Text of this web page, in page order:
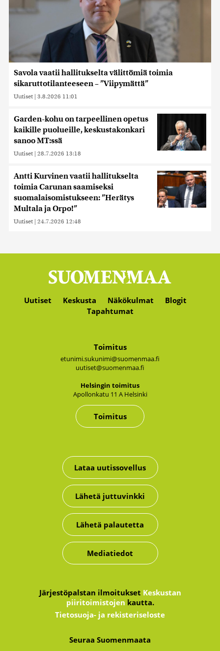
Savola vaatii hallitukselta välittömiä toimia
sikaruttotilanteeseen – ”Viipymättä”
Uutiset | 3.8.2026 11:01
Garden-kohu on tarpeellinen opetus
kaikille puolueille, keskustakonkari
sanoo MT:ssä
Uutiset | 28.7.2026 13:18
Antti Kurvinen vaatii hallitukselta
toimia Carunan saamiseksi
suomalaisomistukseen: ”Herätys
Multala ja Orpo!”
Uutiset | 24.7.2026 12:48
Uutiset Keskusta Näkökulmat
Blogit
Tapahtumat
Toimitus
etunimi.sukunimi@suomenmaa.fi
uutiset@suomenmaa.fi
Hel­sin­gin toi­mi­tus
Apol­lon­ka­tu 11 A Hel­sin­ki
Toimitus
Lataa uutissovellus
Lähetä juttuvinkki
Lähetä palautetta
Mediatiedot
Järjestöpalstan ilmoitukset Keskustan
piiritoimistojen kautta.
Tietosuoja- ja rekisteriseloste
Seuraa Suomenmaata